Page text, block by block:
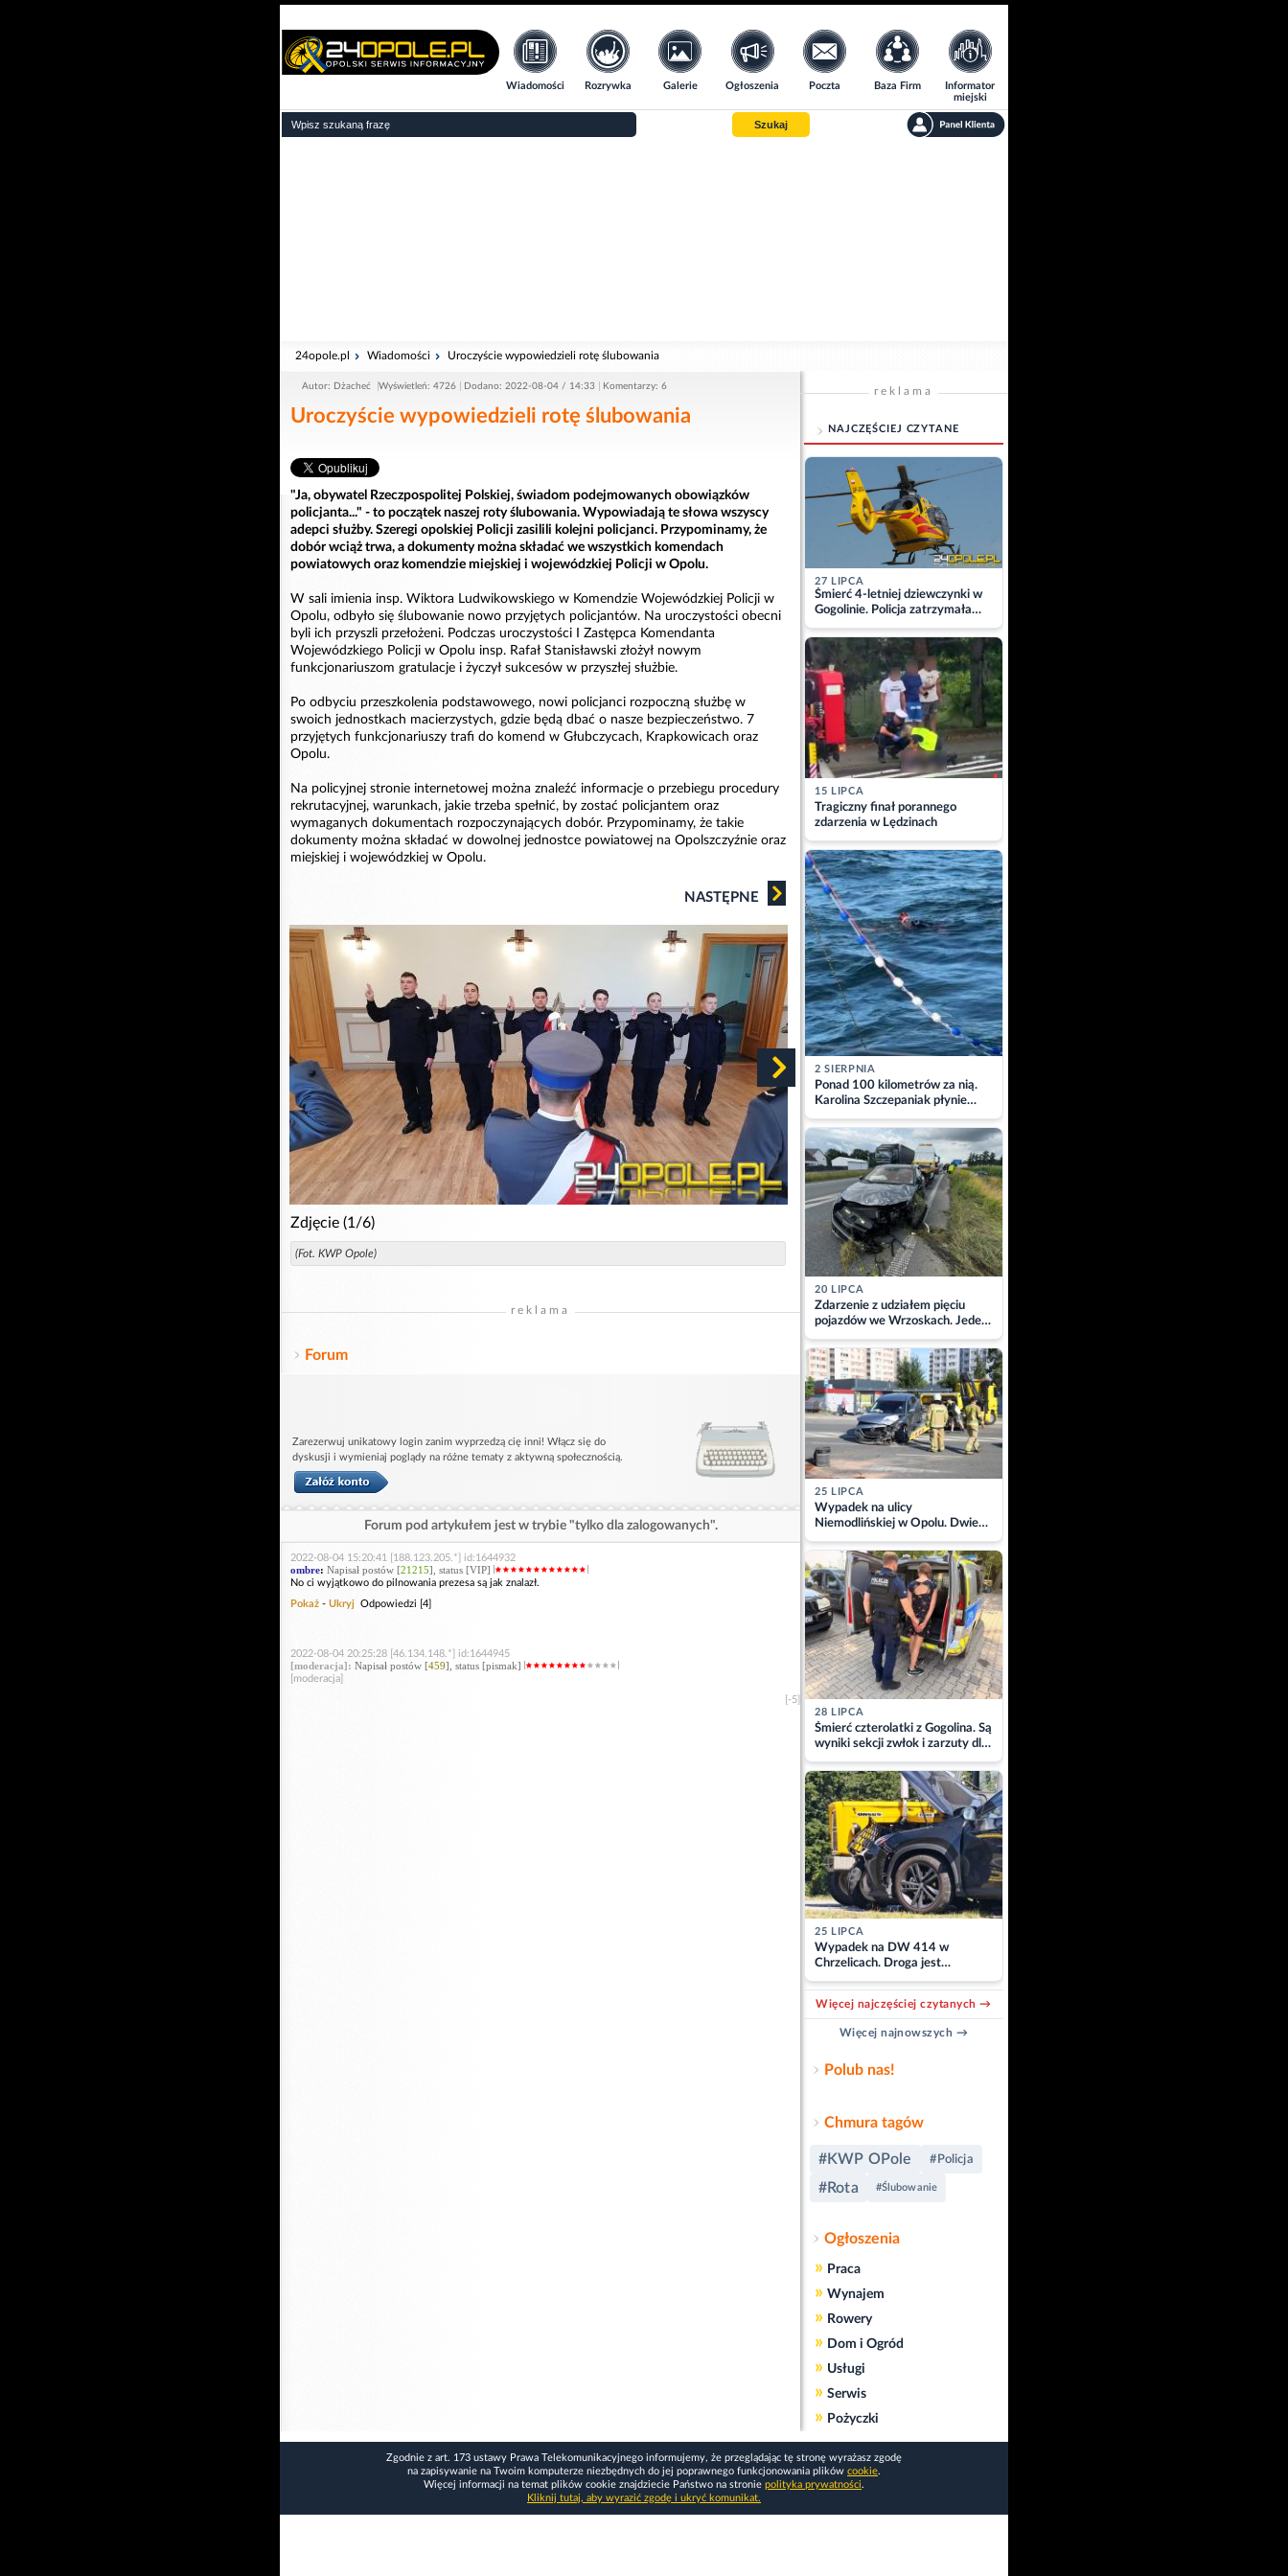
Wiadomości Rozrywka Galerie Ogłoszenia Poczta Baza Firm
Informator
miejski
Szukaj
24opole.pl Wiadomości Uroczyście wypowiedzieli rotę ślubowania
Autor: Dżacheć Wyświetleń: 4726 Dodano: 2022-08-04 / 14:33 Komentarzy: 6
Uroczyście wypowiedzieli rotę ślubowania
"Ja, obywatel Rzeczpospolitej Polskiej, świadom podejmowanych obowiązków
policjanta..." - to początek naszej roty ślubowania. Wypowiadają te słowa wszyscy
adepci służby. Szeregi opolskiej Policji zasilili kolejni policjanci. Przypominamy, że
dobór wciąż trwa, a dokumenty można składać we wszystkich komendach
powiatowych oraz komendzie miejskiej i wojewódzkiej Policji w Opolu.
W sali imienia insp. Wiktora Ludwikowskiego w Komendzie Wojewódzkiej Policji w
Opolu, odbyło się ślubowanie nowo przyjętych policjantów. Na uroczystości obecni
byli ich przyszli przełożeni. Podczas uroczystości I Zastępca Komendanta
Wojewódzkiego Policji w Opolu insp. Rafał Stanisławski złożył nowym
funkcjonariuszom gratulacje i życzył sukcesów w przyszłej służbie.
Po odbyciu przeszkolenia podstawowego, nowi policjanci rozpoczną służbę w
swoich jednostkach macierzystych, gdzie będą dbać o nasze bezpieczeństwo. 7
przyjętych funkcjonariuszy trafi do komend w Głubczycach, Krapkowicach oraz
Opolu.
Na policyjnej stronie internetowej można znaleźć informacje o przebiegu procedury
rekrutacyjnej, warunkach, jakie trzeba spełnić, by zostać policjantem oraz
wymaganych dokumentach rozpoczynających dobór. Przypominamy, że takie
dokumenty można składać w dowolnej jednostce powiatowej na Opolszczyźnie oraz
miejskiej i wojewódzkiej w Opolu.
NASTĘPNE
Zdjęcie (1/6)
(Fot. KWP Opole)
reklama
Forum
Zarezerwuj unikatowy login zanim wyprzedzą cię inni! Włącz się do
dyskusji i wymieniaj poglądy na różne tematy z aktywną społecznością.
Forum pod artykułem jest w trybie "tylko dla zalogowanych".
2022-08-04 15:20:41 [188.123.205.*] id:1644932
ombre: Napisał postów [21215], status [VIP]
No ci wyjątkowo do pilnowania prezesa są jak znalazł.
Pokaż - Ukryj Odpowiedzi [4]
2022-08-04 20:25:28 [46.134.148.*] id:1644945
[moderacja]: Napisał postów [459], status [pismak]
[moderacja]
[-5]
reklama
NAJCZĘŚCIEJ CZYTANE
27 LIPCA
Śmierć 4-letniej dziewczynki w
Gogolinie. Policja zatrzymała
matkę
15 LIPCA
Tragiczny finał porannego
zdarzenia w Lędzinach
2 SIERPNIA
Ponad 100 kilometrów za nią.
Karolina Szczepaniak płynie
przez Bałtyk dla Piotra.
Aktualizacja
20 LIPCA
Zdarzenie z udziałem pięciu
pojazdów we Wrzoskach. Jeden
z kierowców zabrany w
kajdankach
25 LIPCA
Wypadek na ulicy
Niemodlińskiej w Opolu. Dwie
osoby w szpitalu
28 LIPCA
Śmierć czterolatki z Gogolina. Są
wyniki sekcji zwłok i zarzuty dla
matki
25 LIPCA
Wypadek na DW 414 w
Chrzelicach. Droga jest
zablokowana
Więcej najczęściej czytanych →
Więcej najnowszych →
Polub nas!
Chmura tagów
#KWP OPole #Policja
#Rota #Ślubowanie
Ogłoszenia
» Praca
» Wynajem
» Rowery
» Dom i Ogród
» Usługi
» Serwis
» Pożyczki
Zgodnie z art. 173 ustawy Prawa Telekomunikacyjnego informujemy, że przeglądając tę stronę wyrażasz zgodę
na zapisywanie na Twoim komputerze niezbędnych do jej poprawnego funkcjonowania plików cookie.
Więcej informacji na temat plików cookie znajdziecie Państwo na stronie polityka prywatności.
Kliknij tutaj, aby wyrazić zgodę i ukryć komunikat.